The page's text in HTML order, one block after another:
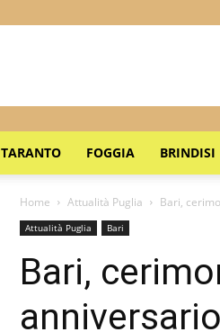
TARANTO FOGGIA BRINDISI
Home Attualità Puglia Bari,
Attualità Puglia Bari
Bari,